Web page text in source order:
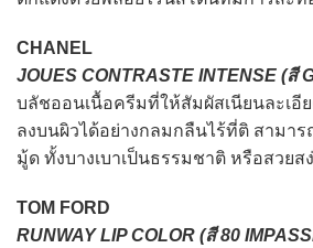
CHANEL
JOUES CONTRASTE INTENSE (สี
บลัชออนเนื้อครีมที่ให้สัมผัสเนียนละเอี
ลงบนผิวได้อย่างกลมกลืนไร้ที่ติ สามาร
มู้ด ทั้งบางเบาเป็นธรรมชาติ หรือสวยส
TOM FORD
RUNWAY LIP COLOR (สี 80